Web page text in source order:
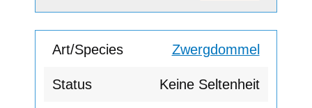
Zwergdommel
Keine Seltenheit